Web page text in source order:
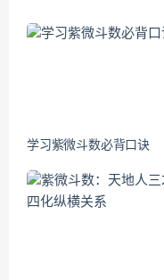
学习紫微斗数必背口诀